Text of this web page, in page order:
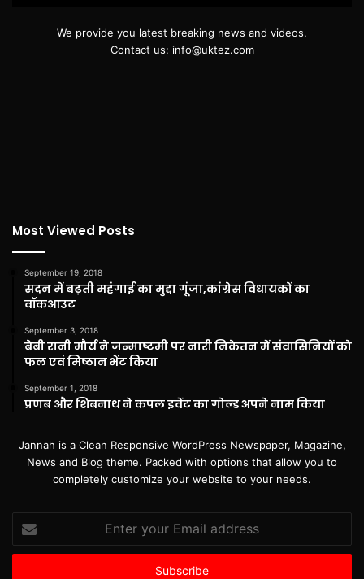
We provide you latest breaking news and videos.
Contact us: info@uktez.com
Most Viewed Posts
September 19, 2018
सदन में बढ़ती महंगाई का मुद्दा गूंजा,कांग्रेस विधायकों का
वॉकआउट
September 3, 2018
बेबी रानी मौर्य ने जन्माष्टमी पर नारी निकेतन में संवासिनियों को
फल एवं मिष्ठान भेंट किया
September 1, 2018
प्रणब और शिबनाथ ने कपल इवेंट का गोल्ड अपने नाम किया
Jannah is a Clean Responsive WordPress Newspaper, Magazine,
News and Blog theme. Packed with options that allow you to
completely customize your website to your needs.
your
Email